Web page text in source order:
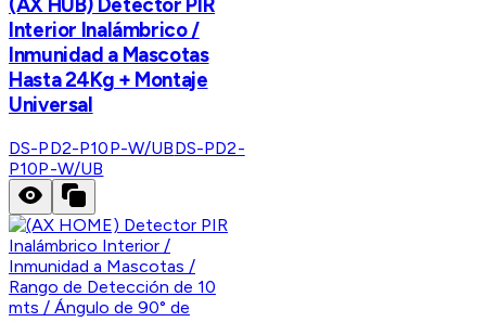
(AX HUB) Detector PIR
Interior Inalámbrico /
Inmunidad a Mascotas
Hasta 24Kg + Montaje
Universal
DS-PD2-P10P-W/UBDS-PD2-
P10P-W/UB